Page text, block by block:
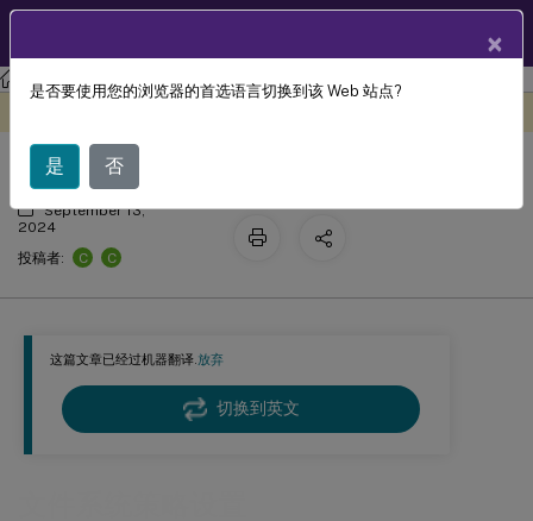
Citrix Virtual Apps and Desktops7 2511 参考
这篇文章已经过机器翻译.放弃
切换到英文
文件系统策略设置
September 13,
2024
投稿者:
C C
×
是否要使用您的浏览器的首选语言切换到该 Web 站点?
是 否